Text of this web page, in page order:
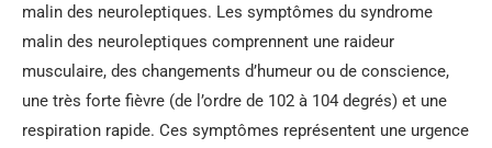
malin des neuroleptiques. Les symptômes du syndrome
malin des neuroleptiques comprennent une raideur
musculaire, des changements d’humeur ou de conscience,
une très forte fièvre (de l’ordre de 102 à 104 degrés) et une
respiration rapide. Ces symptômes représentent une urgence